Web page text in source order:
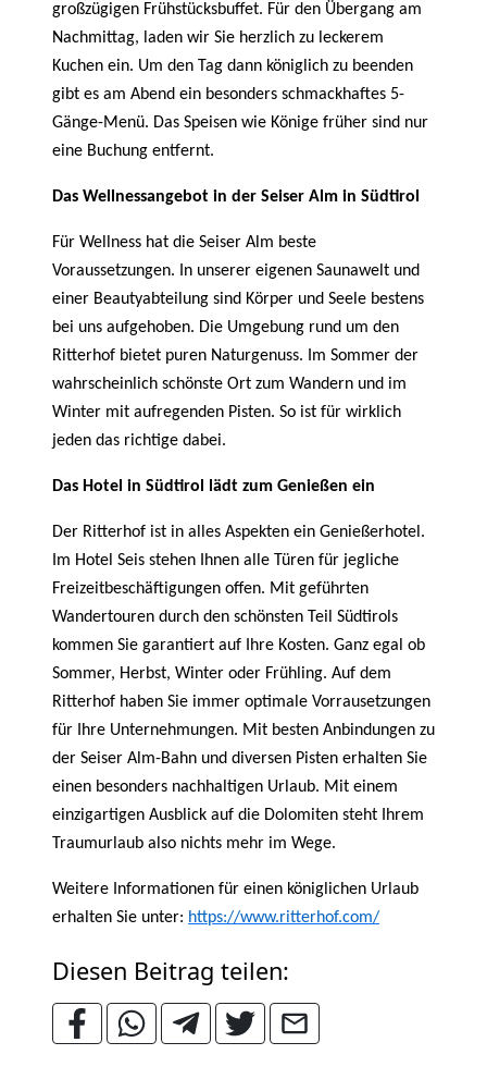
großzügigen Frühstücksbuffet. Für den Übergang am
Nachmittag, laden wir Sie herzlich zu leckerem
Kuchen ein. Um den Tag dann königlich zu beenden
gibt es am Abend ein besonders schmackhaftes 5-
Gänge-Menü. Das Speisen wie Könige früher sind nur
eine Buchung entfernt.
Das Wellnessangebot in der Seiser Alm in Südtirol
Für Wellness hat die Seiser Alm beste
Voraussetzungen. In unserer eigenen Saunawelt und
einer Beautyabteilung sind Körper und Seele bestens
bei uns aufgehoben. Die Umgebung rund um den
Ritterhof bietet puren Naturgenuss. Im Sommer der
wahrscheinlich schönste Ort zum Wandern und im
Winter mit aufregenden Pisten. So ist für wirklich
jeden das richtige dabei.
Das Hotel in Südtirol lädt zum Genießen ein
Der Ritterhof ist in alles Aspekten ein Genießerhotel.
Im Hotel Seis stehen Ihnen alle Türen für jegliche
Freizeitbeschäftigungen offen. Mit geführten
Wandertouren durch den schönsten Teil Südtirols
kommen Sie garantiert auf Ihre Kosten. Ganz egal ob
Sommer, Herbst, Winter oder Frühling. Auf dem
Ritterhof haben Sie immer optimale Vorrausetzungen
für Ihre Unternehmungen. Mit besten Anbindungen zu
der Seiser Alm-Bahn und diversen Pisten erhalten Sie
einen besonders nachhaltigen Urlaub. Mit einem
einzigartigen Ausblick auf die Dolomiten steht Ihrem
Traumurlaub also nichts mehr im Wege.
Weitere Informationen für einen königlichen Urlaub
erhalten Sie unter: https://www.ritterhof.com/
Diesen Beitrag teilen: